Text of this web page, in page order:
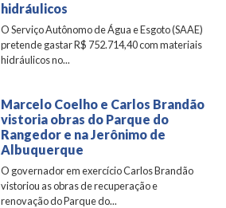
hidráulicos
O Serviço Autônomo de Água e Esgoto (SAAE)
pretende gastar R$ 752.714,40 com materiais
hidráulicos no...
Marcelo Coelho e Carlos Brandão
vistoria obras do Parque do
Rangedor e na Jerônimo de
Albuquerque
O governador em exercício Carlos Brandão
vistoriou as obras de recuperação e
renovação do Parque do...